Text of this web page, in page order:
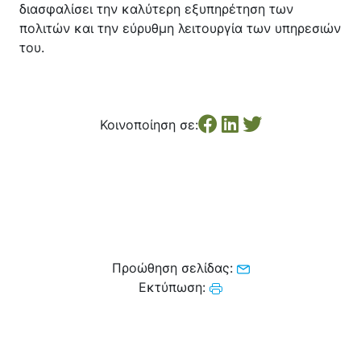
διασφαλίσει την καλύτερη εξυπηρέτηση των
πολιτών και την εύρυθμη λειτουργία των υπηρεσιών
του.
Κοινοποίηση σε:
Προώθηση σελίδας:
Εκτύπωση: